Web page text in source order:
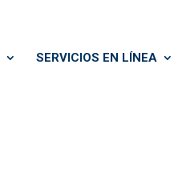
SERVICIOS EN LÍNEA